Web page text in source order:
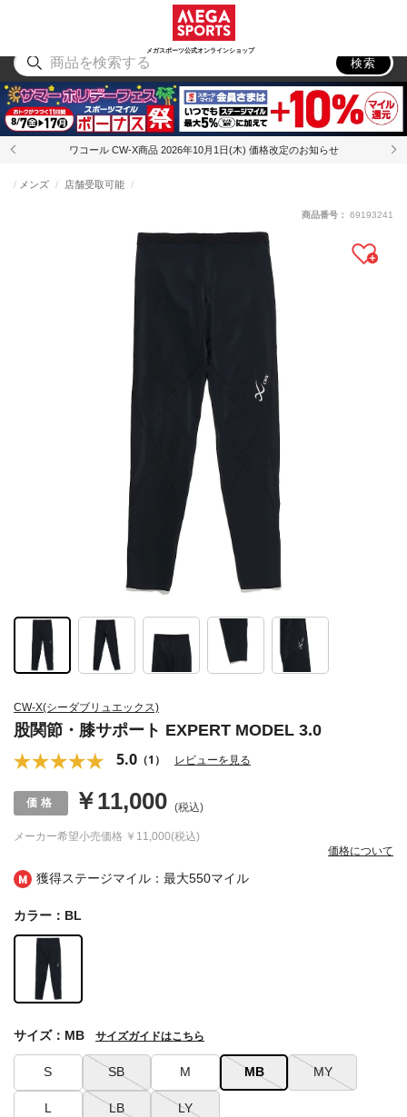
メガスポーツ公式オンラインショップ
アウトドア
検索
ワコール CW-X商品 2026年10月1日(木) 価格改定のお知らせ
獲得ステージマイル：最大550マイル
CW-X(シーダブリュエックス)
股関節・膝サポート EXPERT MODEL 3.0
5.0 （1） レビューを見る
メンズ 店舗受取可能
メーカー希望小売価格 ￥11,000(税込)
￥11,000 (税込)
価格について
商品番号： 69193241
カラー：BL
S SB M MB MY
L LB LY
サイズ：MB サイズガイドはこちら